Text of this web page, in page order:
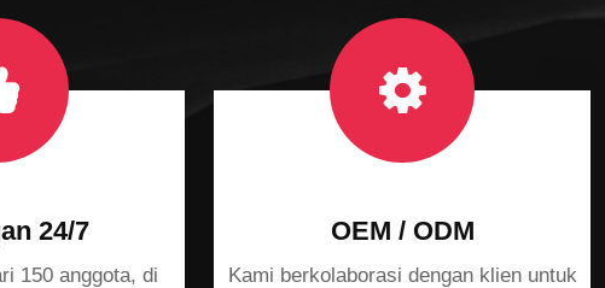
24/7
150 anggota, di
OEM / ODM
Kami berkolaborasi dengan klien untuk